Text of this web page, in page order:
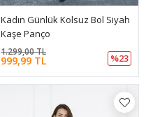
Kadın Günlük Kolsuz Bol Siyah
Kaşe Panço
999,99 TL
1.299,00 TL
%23